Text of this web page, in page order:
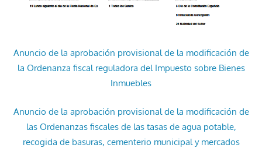
Anuncio de la aprobación provisional de la modificación de
la Ordenanza fiscal reguladora del Impuesto sobre Bienes
Inmuebles
Anuncio de la aprobación provisional de la modificación de
las Ordenanzas fiscales de las tasas de agua potable,
recogida de basuras, cementerio municipal y mercados